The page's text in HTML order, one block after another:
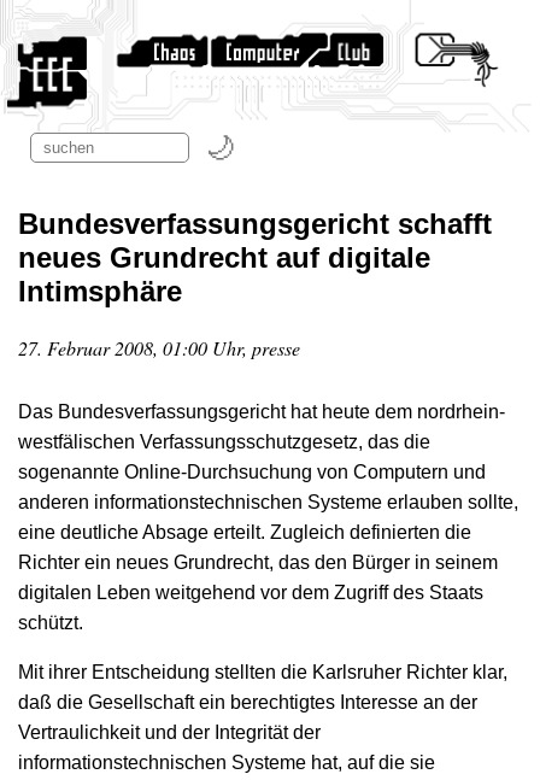
Bundesverfassungsgericht schafft
neues Grundrecht auf digitale
Intimsphäre
27. Februar 2008, 01:00 Uhr, presse
Das Bundesverfassungsgericht hat heute dem nordrhein-
westfälischen Verfassungsschutzgesetz, das die
sogenannte Online-Durchsuchung von Computern und
anderen informationstechnischen Systeme erlauben sollte,
eine deutliche Absage erteilt. Zugleich definierten die
Richter ein neues Grundrecht, das den Bürger in seinem
digitalen Leben weitgehend vor dem Zugriff des Staats
schützt.
Mit ihrer Entscheidung stellten die Karlsruher Richter klar,
daß die Gesellschaft ein berechtigtes Interesse an der
Vertraulichkeit und der Integrität der
informationstechnischen Systeme hat, auf die sie